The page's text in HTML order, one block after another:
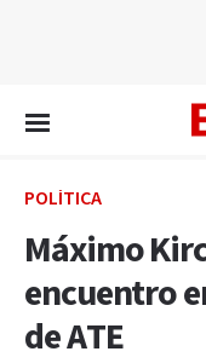
POLÍTICA
Máximo
encuentro
de ATE